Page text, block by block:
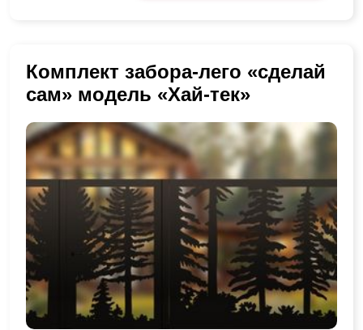
Комплект забора-лего «сделай
сам» модель «Хай-тек»